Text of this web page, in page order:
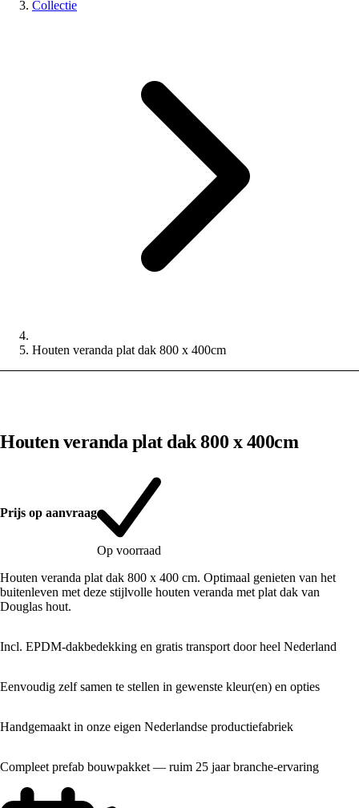
Collectie
Houten veranda plat dak 800 x 400cm
Houten veranda plat dak 800 x 400cm
Prijs op aanvraag
Op voorraad
Houten veranda plat dak 800 x 400 cm. Optimaal genieten van het
buitenleven met deze stijlvolle houten veranda met plat dak van
Douglas hout.
Incl. EPDM-dakbedekking en gratis transport door heel Nederland
Eenvoudig zelf samen te stellen in gewenste kleur(en) en opties
Handgemaakt in onze eigen Nederlandse productiefabriek
Compleet prefab bouwpakket — ruim 25 jaar branche-ervaring